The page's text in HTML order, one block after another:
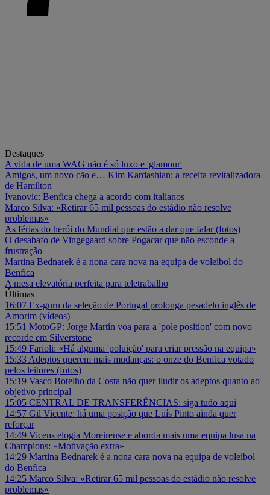
Destaques
A vida de uma WAG não é só luxo e 'glamour'
Amigos, um novo cão e… Kim Kardashian: a receita revitalizadora
de Hamilton
Ivanovic: Benfica chega a acordo com italianos
Marco Silva: «Retirar 65 mil pessoas do estádio não resolve
problemas»
As férias do herói do Mundial que estão a dar que falar (fotos)
O desabafo de Vingegaard sobre Pogacar que não esconde a
frustração
Martina Bednarek é a nona cara nova na equipa de voleibol do
Benfica
A mesa elevatória perfeita para teletrabalho
Últimas
16:07 Ex-guru da seleção de Portugal prolonga pesadelo inglês de
Amorim (vídeos)
15:51 MotoGP: Jorge Martín voa para a 'pole position' com novo
recorde em Silverstone
15:49 Farioli: «Há alguma 'poluição' para criar pressão na equipa»
15:33 Adeptos querem mais mudanças: o onze do Benfica votado
pelos leitores (fotos)
15:19 Vasco Botelho da Costa não quer iludir os adeptos quanto ao
objetivo principal
15:05 CENTRAL DE TRANSFERÊNCIAS: siga tudo aqui
14:57 Gil Vicente: há uma posição que Luís Pinto ainda quer
reforçar
14:49 Vicens elogia Moreirense e aborda mais uma equipa lusa na
Champions: «Motivação extra»
14:29 Martina Bednarek é a nona cara nova na equipa de voleibol
do Benfica
14:25 Marco Silva: «Retirar 65 mil pessoas do estádio não resolve
problemas»